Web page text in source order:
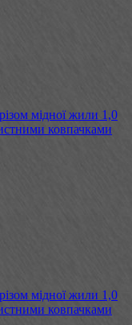
мідної жили 1,0
ковпачками
мідної жили 1,0
ковпачками